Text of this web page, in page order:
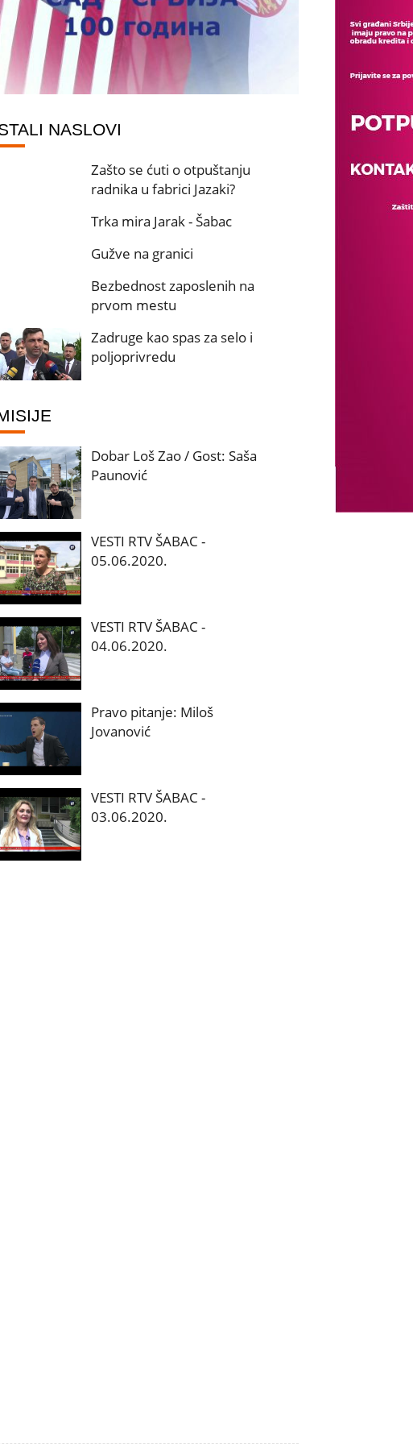
NASLOVI
Zašto se ćuti o otpuštanju
radnika u fabrici Jazaki?
Trka mira Jarak - Šabac
Gužve na granici
Bezbednost zaposlenih na
prvom mestu
Zadruge kao spas za selo i
poljoprivredu
Dobar Loš Zao / Gost: Saša
Paunović
VESTI RTV ŠABAC -
05.06.2020.
VESTI RTV ŠABAC -
04.06.2020.
Pravo pitanje: Miloš
Jovanović
VESTI RTV ŠABAC -
03.06.2020.